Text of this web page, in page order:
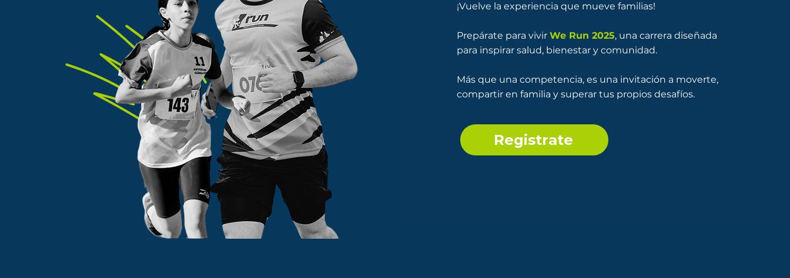
¡Vuelve la experiencia que mueve familias!
Prepárate para vivirWe Run 2025, una carrera diseñada
para inspirar salud, bienestar y comunidad.
Más que una competencia, es una invitación a moverte,
compartir en familia y superar tus propios desafíos.
Registrate